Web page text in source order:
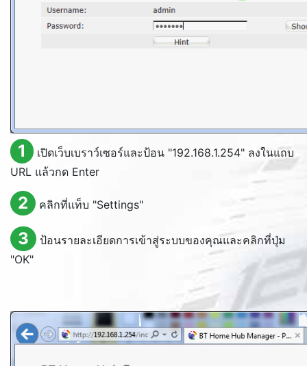
1
เปิดเว็บเบราว์เซอร์และป้อน "192.168.1.254" ลงในแถบ
URL แล้วกด Enter
2 คลิกที่แท็บ "Settings"
3
ป้อนรายละเอียดการเข้าสู่ระบบของคุณและคลิกที่ปุ่ม
"OK"